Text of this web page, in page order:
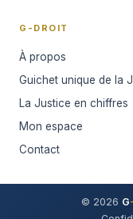
G-DROIT
À propos
Guichet unique de la
La Justice en chiffres
Mon espace
Contact
© 2026 G-